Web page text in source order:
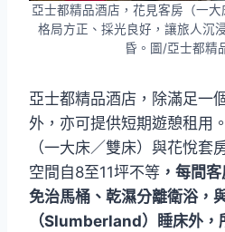
亞士都精品酒店，花見客房（一
格局方正、採光良好，讓旅人沉
昏。圖/亞士都精
亞士都精品酒店，除滿足一
外，亦可提供短期遊憩租用
（一大床／雙床）與花悅套
空間自8至11坪不等 ，每間
免治馬桶、乾濕分離衛浴，
（Slumberland）睡床外，